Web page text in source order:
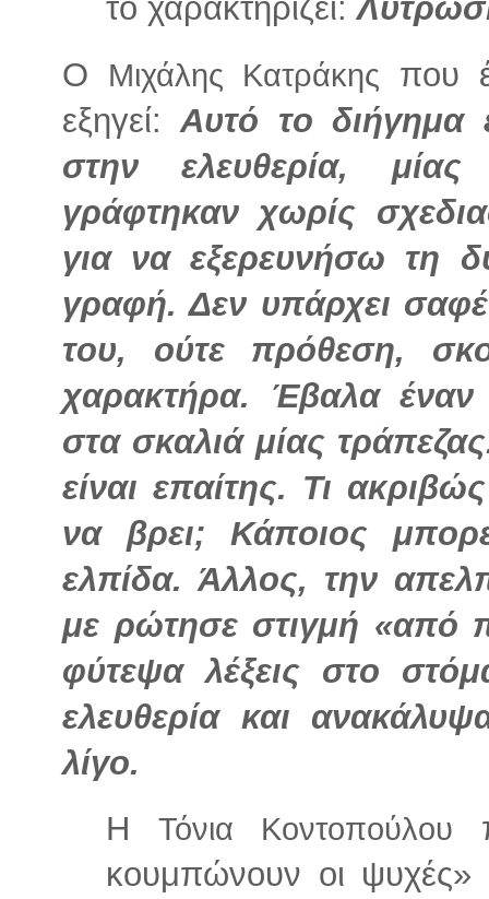
το χαρακτηρίζει:
Ο Μιχάλης Κατράκης που
εξηγεί:Αυτό το διήγημα
στην ελευθερία,
γράφτηκαν χωρίς
για να εξερευνήσω τη
γραφή. Δεν υπάρχει
του, ούτε πρόθεση,
χαρακτήρα. Έβαλα έναν
στα σκαλιά μίας
είναι επαίτης. Τι
να βρει; Κάποιος
ελπίδα. Άλλος, την
με ρώτησε στιγμή
φύτεψα λέξεις στο
ελευθερία και
λίγο.
Η Τόνια Κοντοπούλου
κουμπώνουν οι ψυχές»